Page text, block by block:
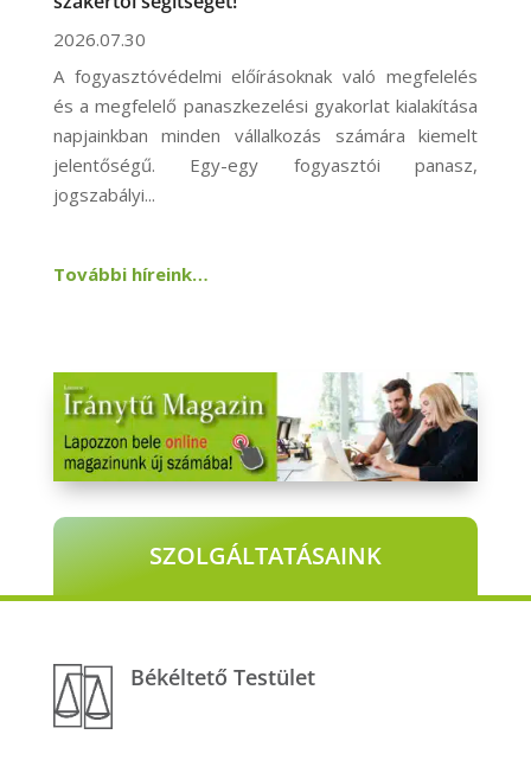
2026.07.30
A fogyasztóvédelmi előírásoknak való megfelelés
és a megfelelő panaszkezelési gyakorlat kialakítása
napjainkban minden vállalkozás számára kiemelt
jelentőségű. Egy-egy fogyasztói panasz,
jogszabályi...
További híreink…
SZOLGÁLTATÁSAINK
Békéltető Testület